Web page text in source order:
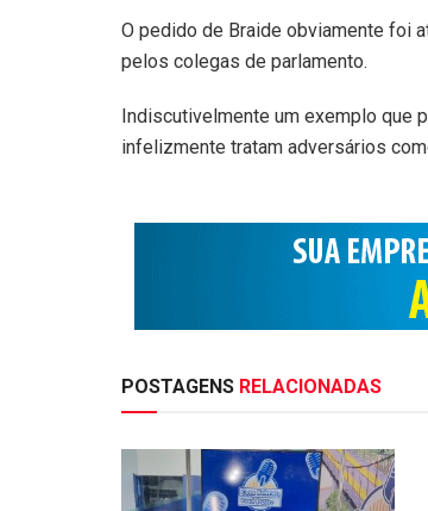
O pedido de Braide obviamente foi
pelos colegas de parlamento.
Indiscutivelmente um exemplo que
infelizmente tratam adversários
POSTAGENS RELACIONADAS